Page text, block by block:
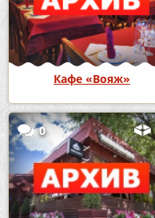
Кафе «Вояж»
0